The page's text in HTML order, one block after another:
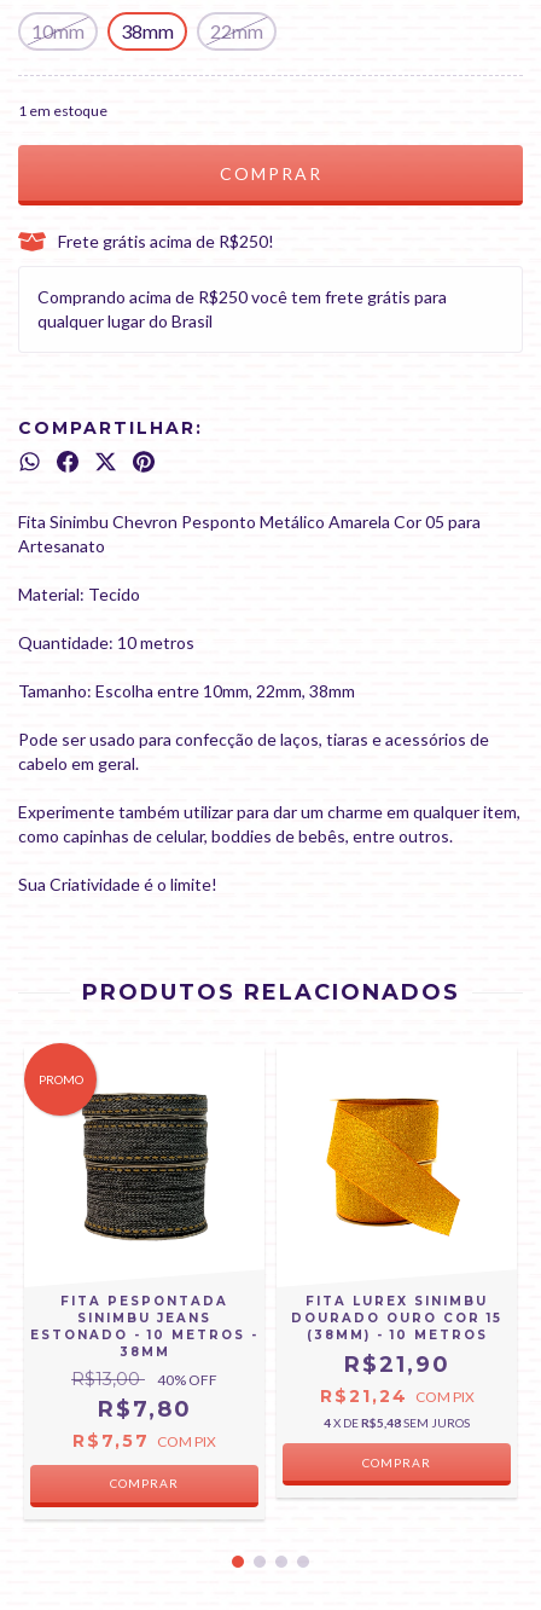
10mm 38mm 22mm
1 em estoque
Frete grátis acima de R$250!
Comprando acima de R$250 você tem frete grátis para
qualquer lugar do Brasil
COMPARTILHAR:
Fita Sinimbu Chevron Pesponto Metálico Amarela Cor 05 para
Artesanato
Material: Tecido
Quantidade: 10 metros
Tamanho: Escolha entre 10mm, 22mm, 38mm
Pode ser usado para confecção de laços, tiaras e acessórios de
cabelo em geral.
Experimente também utilizar para dar um charme em qualquer item,
como capinhas de celular, boddies de bebês, entre outros.
Sua Criatividade é o limite!
PRODUTOS RELACIONADOS
PROMO
FITA PESPONTADA
SINIMBU JEANS
ESTONADO - 10 METROS -
38MM
R$13,00 40% OFF
R$7,80
R$7,57 COM PIX
COMPRAR
FITA LUREX SINIMBU
DOURADO OURO COR 15
(38MM) - 10 METROS
R$21,90
R$21,24 COM PIX
4X DER$5,48SEM JUROS